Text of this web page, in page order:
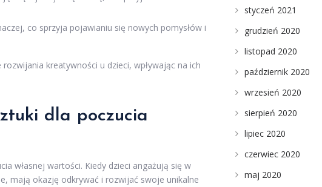
co sprzyja pojawianiu się nowych pomysłów i
kreatywności u dzieci, wpływając na ich
dla poczucia
własnej wartości. Kiedy dzieci angażują się w
mają okazję odkrywać i rozwijać swoje unikalne
styczeń 2021
grudzień 2020
listopad 2020
październik 2020
wrzesień 2020
sierpień 2020
lipiec 2020
czerwiec 2020
maj 2020